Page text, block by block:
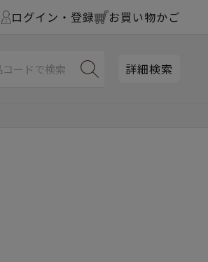
ログイン・登録 お買い物かご
詳細検索